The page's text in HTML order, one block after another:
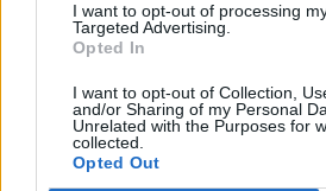
I want to opt-out of processing
Targeted Advertising.
Opted In
I want to opt-out of Collection,
and/or Sharing of my Personal
Unrelated with the Purposes for
collected.
Opted Out
Brak kadr i punktowe
Głównym problemem systemu jest
długoterminowa opiera się w dużej
których w 2025 r. brakowało około 160
„Analizy kadrowe pielęgniarek” z marca
wzrosnąć do 260 tys. w 2039 r.